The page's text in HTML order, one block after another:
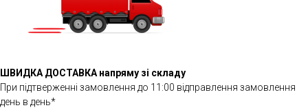
ШВИДКА ДОСТАВКА напряму зі складу
При підтверженні замовлення до 11:00 відправлення замовлення
день в день*